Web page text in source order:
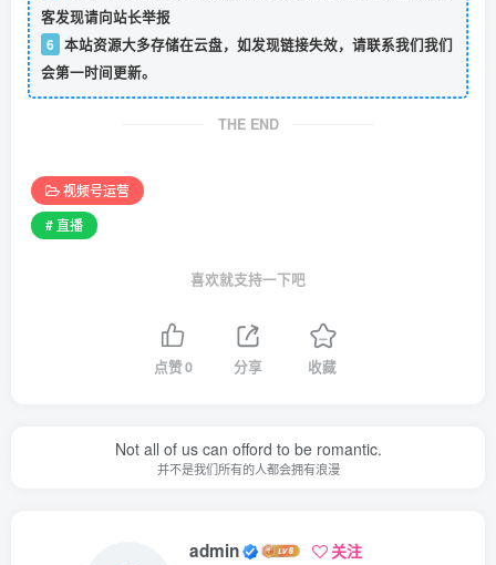
客发现请向站长举报
6 本站资源大多存储在云盘，如发现链接失效，请联系我们我们
会第一时间更新。
THE END
视频号运营
# 直播
喜欢就支持一下吧
点赞0 分享 收藏
Not all of us can offord to be romantic.
并不是我们所有的人都会拥有浪漫
admin 关注